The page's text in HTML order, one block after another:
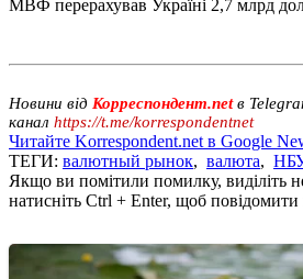
МВФ перерахував Україні 2,7 млрд
Новини від Корреспондент.netв
канал https://t.me/korrespondentnet
Читайте Korrespondent.net в Google
ТЕГИ: валютный рынок, валюта, НБУ
Якщо ви помітили помилку, виділіть
натисніть Ctrl + Enter, щоб